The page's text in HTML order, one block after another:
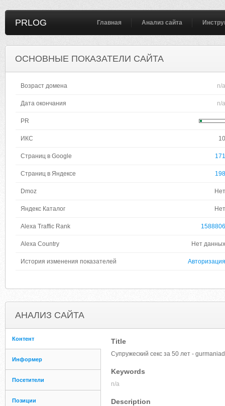
PRLOG Главная Анализ сайта
ОСНОВНЫЕ ПОКАЗАТЕЛИ САЙТА
Возраст домена n/a
Дата окончания n/a
PR
ИКС 10
Страниц в Google 171
Страниц в Яндексе 198
Dmoz Нет
Яндекс Каталог Нет
Alexa Traffic Rank 1588806
Alexa Country Нет данных
История изменения показателей Авторизация
АНАЛИЗ САЙТА
Контент
Информер
Посетители
Позиции
Title
Супружеский секс за 50 лет -
Keywords
n/a
Description